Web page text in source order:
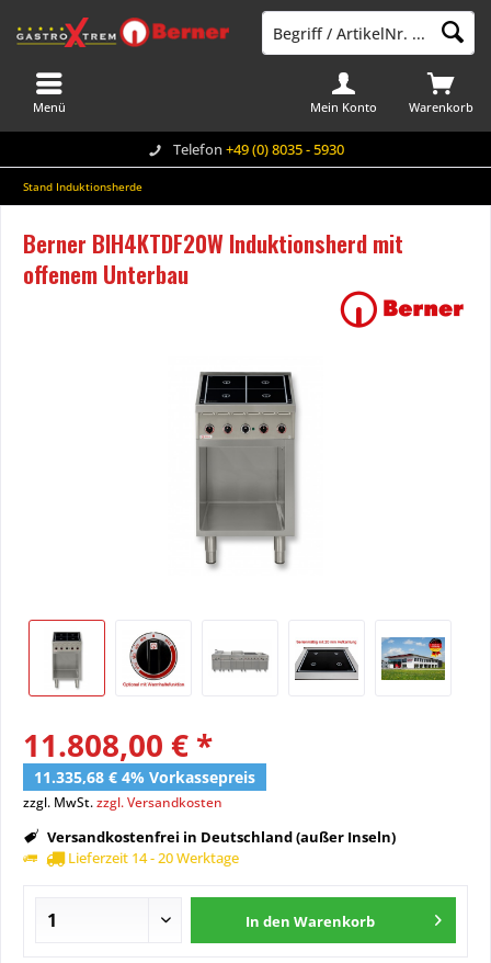
Telefon +49 (0) 8035 - 5930
Warenkorb
Mein Konto
Menü
Stand Induktionsherde
Berner BIH4KTDF20W Induktionsherd mit
offenem Unterbau
11.808,00 € *
11.335,68 € 4% Vorkassepreis
zzgl. MwSt.zzgl. Versandkosten
Versandkostenfrei in Deutschland (außer Inseln)
Lieferzeit 14 - 20 Werktage
In den Warenkorb